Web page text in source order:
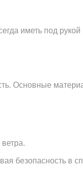
иметь под
Основные
безопасность в